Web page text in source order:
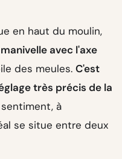
en haut du moulin,
avec l'axe
des meules. C'est
très précis de la
à
se situe entre deux